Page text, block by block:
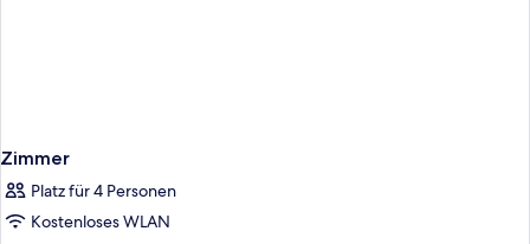
Zimmer
Platz für 4 Personen
Kostenloses WLAN